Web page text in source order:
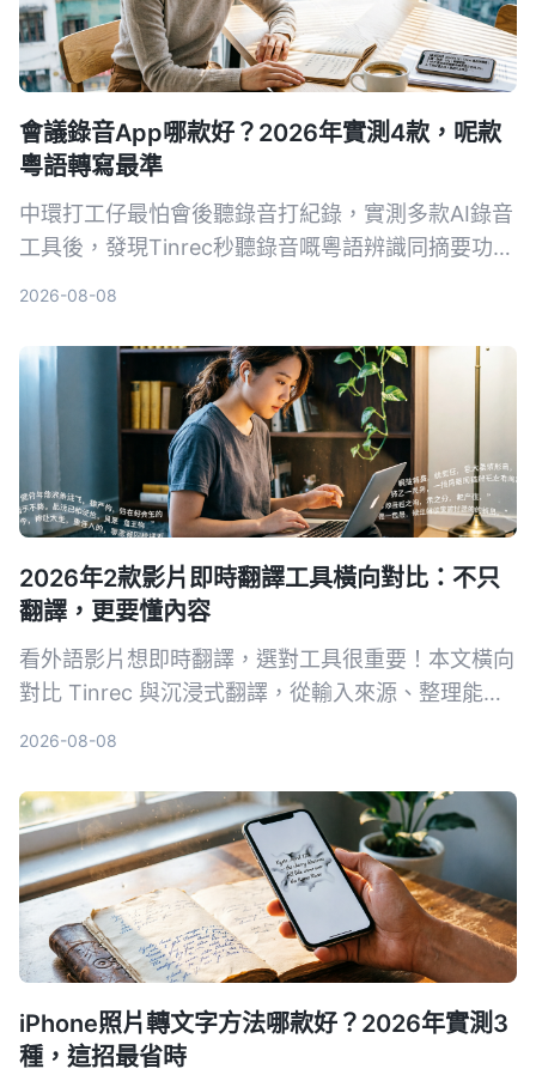
會議錄音App哪款好？2026年實測4款，呢款
粵語轉寫最準
中環打工仔最怕會後聽錄音打紀錄，實測多款AI錄音
工具後，發現Tinrec秒聽錄音嘅粵語辨識同摘要功能
2026-08-08
2026年2款影片即時翻譯工具橫向對比：不只
翻譯，更要懂內容
看外語影片想即時翻譯，選對工具很重要！本文橫向
對比 Tinrec 與沉浸式翻譯，從輸入來源、整理能力
2026-08-08
iPhone照片轉文字方法哪款好？2026年實測3
種，這招最省時